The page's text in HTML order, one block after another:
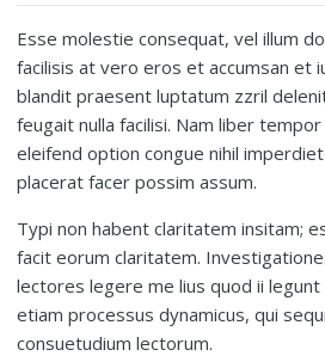
Esse molestie consequat, vel illum
facilisis at vero eros et accumsan et
blandit praesent luptatum zzril
feugait nulla facilisi. Nam liber
eleifend option congue nihil
placerat facer possim assum.
Typi non habent claritatem insitam;
facit eorum claritatem.
lectores legere me lius quod ii
etiam processus dynamicus, qui
consuetudium lectorum.